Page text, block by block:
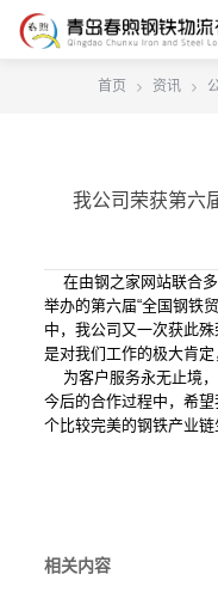
首页 资讯
我公司荣获第六
在由钢之家网站联合多
举办的第六届“全国钢铁
中，我公司又一次获此
是对我们工作的极大肯定
为客户服务永无止境，
今后的合作过程中，希
个比较完美的钢铁产业链
相关内容